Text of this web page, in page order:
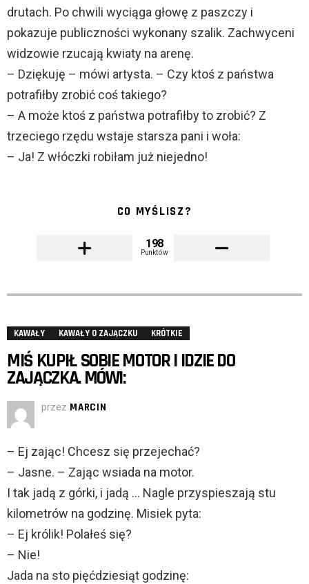
drutach. Po chwili wyciąga głowę z paszczy i
pokazuje publiczności wykonany szalik. Zachwyceni
widzowie rzucają kwiaty na arenę.
– Dziękuję – mówi artysta. – Czy ktoś z państwa
potrafiłby zrobić coś takiego?
– A może ktoś z państwa potrafiłby to zrobić? Z
trzeciego rzędu wstaje starsza pani i woła:
– Ja! Z włóczki robiłam już niejedno!
CO MYŚLISZ?
198
Punktów
KAWAŁY KAWAŁY O ZAJĄCZKU KRÓTKIE
MIŚ KUPIŁ SOBIE MOTOR I IDZIE DO
ZAJĄCZKA. MÓWI:
przez MARCIN
– Ej zając! Chcesz się przejechać?
– Jasne. – Zając wsiada na motor.
I tak jadą z górki, i jadą … Nagle przyspieszają stu
kilometrów na godzinę. Misiek pyta:
– Ej królik! Polałeś się?
– Nie!
Jada na sto pięćdziesiąt godzinę: